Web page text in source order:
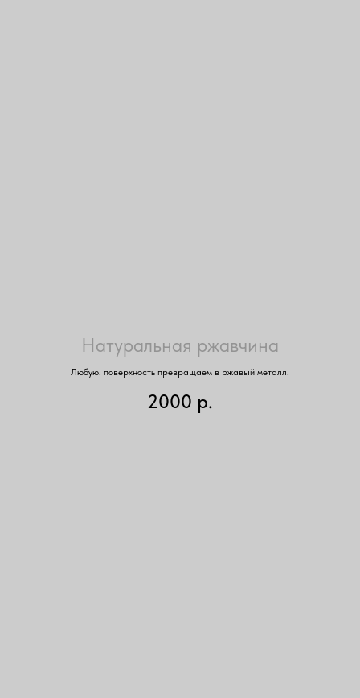
Натуральная ржавчина
Любую. поверхность превращаем в ржавый металл.
2000 р.